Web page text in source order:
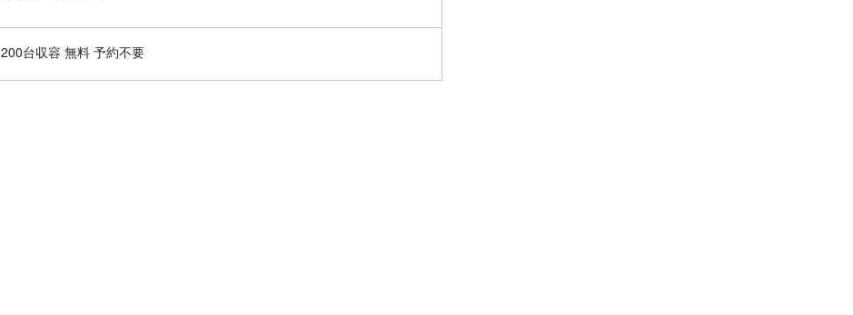
200台収容 無料 予約不要